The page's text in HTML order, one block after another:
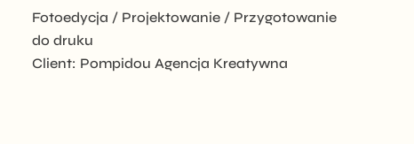
Fotoedycja Projektowanie
Przygotowanie
do druku
Client: Pompidou Agencja Kreatywna